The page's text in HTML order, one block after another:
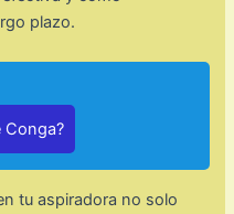
plazo.
Conga?
tu aspiradora no solo